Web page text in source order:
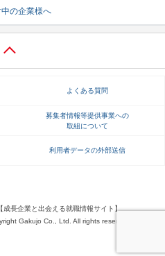
の企業様へ
よくある質問
募集者情報等提供事業への
取組について
利用者データの外部送信
【成長企業と出会える就職情報サイト】
Gakujo Co., Ltd. All rights reserved.